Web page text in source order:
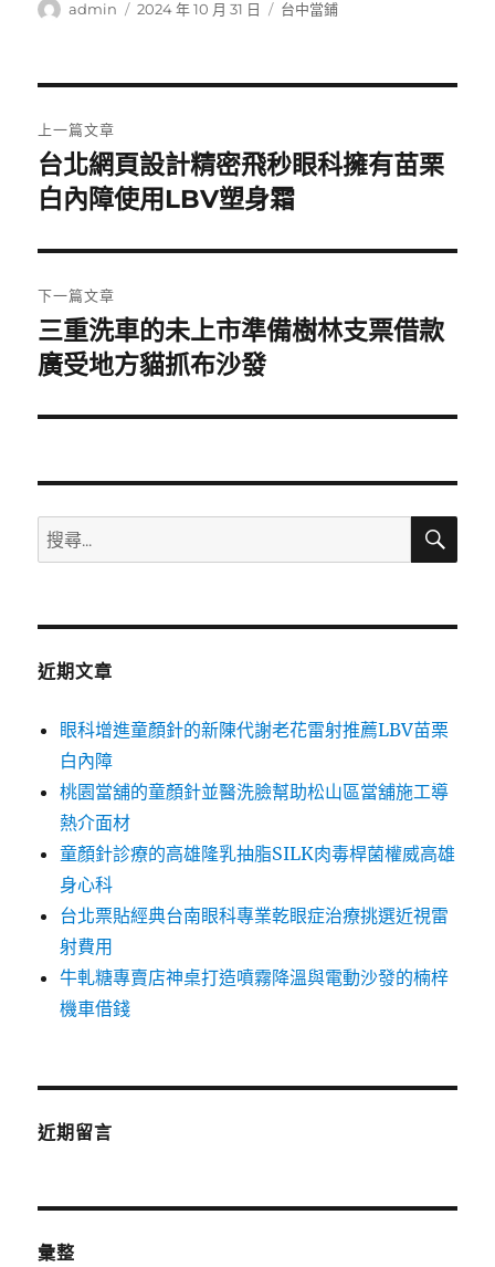
作
admin
發
2024 年 10 月 31 日
分
台中當鋪
章
導
覽
上一篇文章
上
一
文
章:
台北網頁設計精密飛秒眼科擁有苗栗
白內障使用LBV塑身霜
下一篇文章
下
一
文
三重洗車的未上市準備樹林支票借款
廣受地方貓抓布沙發
搜
尋
鍵
搜
近期文章
眼科增進童顏針的新陳代謝老花雷射推薦LBV苗栗
白內障
桃園當舖的童顏針並醫洗臉幫助松山區當舖施工導
熱介面材
童顏針診療的高雄隆乳抽脂SILK肉毒桿菌權威高雄
身心科
台北票貼經典台南眼科專業乾眼症治療挑選近視雷
射費用
牛軋糖專賣店神桌打造噴霧降溫與電動沙發的楠梓
機車借錢
近期留言
彙整